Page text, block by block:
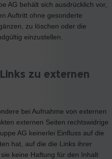
AG behält sich ausdrücklich vor,
Auftritt ohne gesonderte
zu löschen oder die
einzustellen.
zu externen
bei Aufnahme von externen
externen Seiten rechtswidrige
AG keinerlei Einfluss auf die
hat, auf die die Links ihrer
keine Haftung für den Inhalt